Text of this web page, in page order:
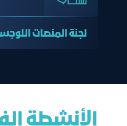
لجنة المنصات
الأنشطة